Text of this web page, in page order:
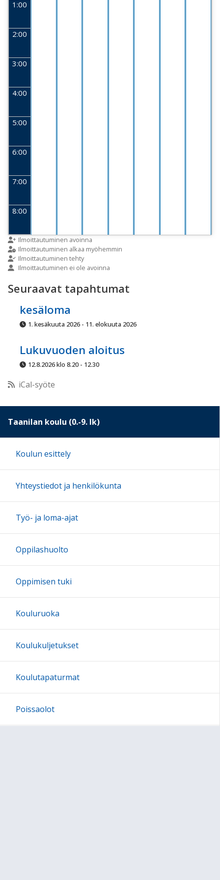
1:00
2:00
3:00
4:00
5:00
6:00
7:00
8:00
9:00
10:00
12:00
14:00
15:00
18:00
19:00
20:00
Ilmoittautuminen avoinna
Ilmoittautuminen alkaa myöhemmin
Ilmoittautuminen tehty
Ilmoittautuminen ei ole avoinna
Seuraavat tapahtumat
kesäloma
1. kesäkuuta 2026 - 11. elokuuta 2026
Lukuvuoden aloitus
12.8.2026 klo 8.20 - 12.30
iCal-syöte
Taanilan koulu (0.-9. lk)
Koulun esittely
Yhteystiedot ja henkilökunta
Työ- ja loma-ajat
Oppilashuolto
Oppimisen tuki
Kouluruoka
Koulukuljetukset
Koulutapaturmat
Poissaolot